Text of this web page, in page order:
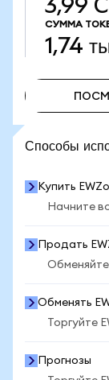
3,99
СУММА
1,74
Способы
Купить
Начните
Продать
Обменяйте
Обменять
Торгуйте
Прогнозы